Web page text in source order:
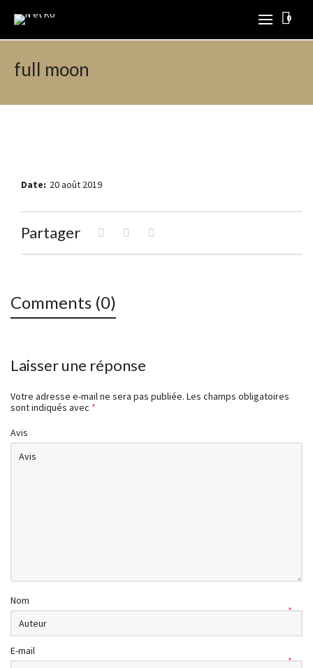
0
full moon
Date: 20 août 2019
Partager
Comments (0)
Laisser une réponse
Votre adresse e-mail ne sera pas publiée. Les champs obligatoires
sont indiqués avec *
Avis
Nom
*
E-mail
*